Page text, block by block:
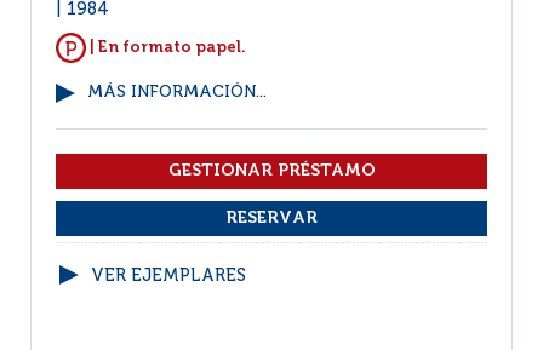
1984
| En formato papel.
MÁS INFORMACIÓN...
VER EJEMPLARES